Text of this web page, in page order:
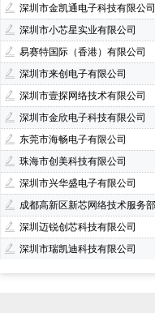
深圳市金凯通电子科技有限公
深圳市小芯星实业有限公司
易赛特国际（香港）有限公司
深圳市来创电子有限公司
深圳市壹探网络技术有限公司
深圳市金欣电子科技有限公司
东莞市海畅电子有限公司
珠海市创美科技有限公司
深圳市兴华盛电子有限公司
成都高新区新芯网络技术服务部
深圳迈锐创芯科技有限公司
深圳市瑞凯迪科技有限公司